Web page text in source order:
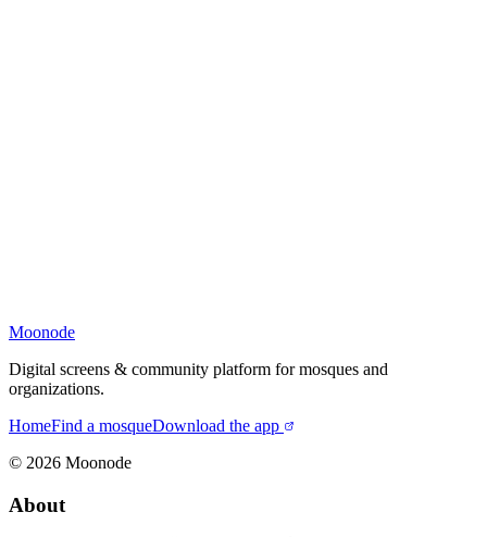
Moonode
Digital screens & community platform for mosques and
organizations.
HomeFind a mosqueDownload the app
© 2026 Moonode
About